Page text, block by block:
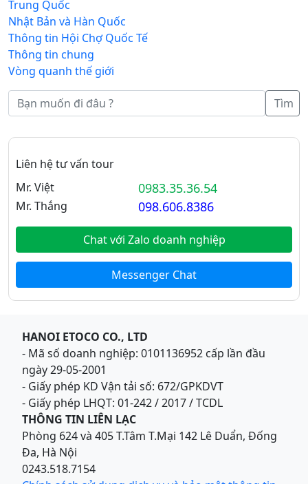
Trung Quốc
Nhật Bản và Hàn Quốc
Thông tin Hội Chợ Quốc Tế
Thông tin chung
Vòng quanh thế giới
Tìm
Liên hệ tư vấn tour
Mr. Việt
0983.35.36.54
Mr. Thắng 098.606.8386
Chat với Zalo doanh nghiệp
Messenger Chat
HANOI ETOCO CO., LTD
- Mã số doanh nghiệp: 0101136952 cấp lần đầu
ngày 29-05-2001
- Giấy phép KD Vận tải số: 672/GPKDVT
- Giấy phép LHQT: 01-242 / 2017 / TCDL
THÔNG TIN LIÊN LẠC
Phòng 624 và 405 T.Tâm T.Mại 142 Lê Duẩn, Đống
Đa, Hà Nội
0243.518.7154